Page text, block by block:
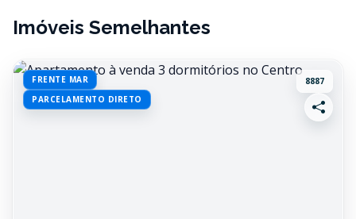
Imóveis Semelhantes
FRENTE MAR
PARCELAMENTO DIRETO
8887